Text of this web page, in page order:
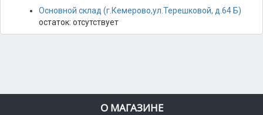
Основной склад (г.Кемерово,ул.Терешковой, д.64 Б)
остаток: отсутствует
О МАГАЗИНЕ